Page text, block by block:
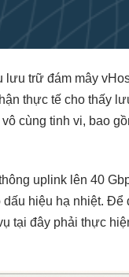
trữ đám mây
thực tế cho thấy
cùng tinh vi, bao
uplink lên 40
hiệu hạ nhiệt.
tại đây phải thực